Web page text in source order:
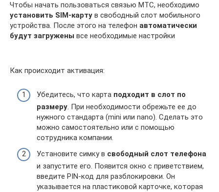
Чтобы начать пользоваться связью МТС, необходимо
установить SIM-карту в свободный слот мобильного
устройства. После этого на телефон автоматически
будут загружены все необходимые настройки
Как происходит активация:
Убедитесь, что карта подходит в слот по
размеру. При необходимости обрежьте ее до
нужного стандарта (mini или nano). Сделать это
можно самостоятельно или с помощью
сотрудника компании.
Установите симку в свободный слот телефона
и запустите его. Появится окно с приветствием,
введите PIN-код для разблокировки. Он
указывается на пластиковой карточке, которая